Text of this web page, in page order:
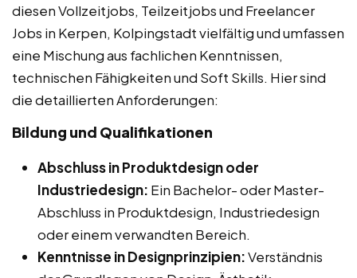
diesen Vollzeitjobs, Teilzeitjobs und Freelancer
Jobs in Kerpen, Kolpingstadt vielfältig und umfassen
eine Mischung aus fachlichen Kenntnissen,
technischen Fähigkeiten und Soft Skills. Hier sind
die detaillierten Anforderungen:
Bildung und Qualifikationen
Abschluss in Produktdesign oder
Industriedesign: Ein Bachelor- oder Master-
Abschluss in Produktdesign, Industriedesign
oder einem verwandten Bereich.
Kenntnisse in Designprinzipien:Verständnis